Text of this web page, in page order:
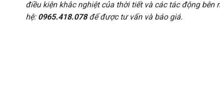
điều kiện khắc nghiệt của thời tiết và các tác động bên
hệ: 0965.418.078để được tư vấn và báo giá.